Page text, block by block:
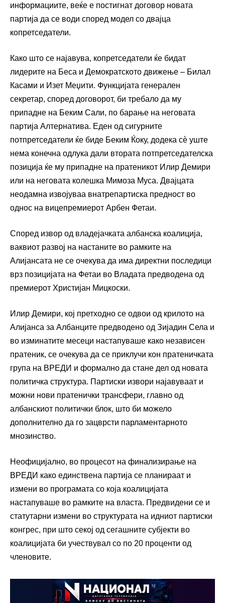
информациите, веќе е постигнат договор новата
партија да се води според модел со двајца
копретседатели.
Како што се најавува, копретседатели ќе бидат
лидерите на Беса и Демократското движење – Билал
Касами и Изет Меџити. Функцијата генерален
секретар, според договорот, би требало да му
припадне на Беким Сали, по барање на неговата
партија Алтернатива. Еден од сигурните
потпретседатели ќе биде Беким Ќоку, додека сѐ уште
нема конечна одлука дали втората потпретседателска
позиција ќе му припадне на пратеникот Илир Демири
или на неговата колешка Мимоза Муса. Двајцата
неодамна извојуваа внатрепартиска предност во
однос на вицепремиерот Арбен Фетаи.
Според извор од владејачката албанска коалиција,
ваквиот развој на настаните во рамките на
Алијансата не се очекува да има директни последици
врз позицијата на Фетаи во Владата предводена од
премиерот Христијан Мицкоски.
Илир Демири, кој претходно се одвои од крилото на
Алијанса за Албанците предводено од Зијадин Села и
во изминатите месеци настапуваше како независен
пратеник, се очекува да се приклучи кон пратеничката
група на ВРЕДИ и формално да стане дел од новата
политичка структура. Партиски извори најавуваат и
можни нови пратенички трансфери, главно од
албанскиот политички блок, што би можело
дополнително да го зацврсти парламентарното
мнозинство.
Неофицијално, во процесот на финализирање на
ВРЕДИ како единствена партија се планираат и
измени во програмата со која коалицијата
настапуваше во рамките на власта. Предвидени се и
статутарни измени во структурата на идниот партиски
конгрес, при што секој од сегашните субјекти во
коалицијата би учествувал со по 20 проценти од
членовите.